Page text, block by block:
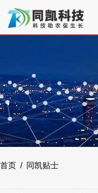
首页 / 同凯贴士